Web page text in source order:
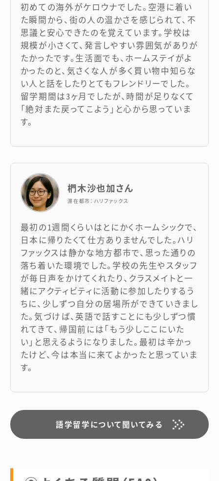
初めての海外がケロウナでした。空港に着い
た瞬間から、街の人の温かさを感じられて、不
思議と安心できたのを覚えています。学校は
規模が小さくて、発言しやすい雰囲気がありが
たかったです。生活面でも、ホームステイがよ
かったのと、気さくな人が多く買い物中知らな
い人と話をしたりとてもフレンドリーでした。
留学期間は3ヶ月でしたが、時間が足りなくて
「絶対また戻ってこよう」と心から思っていま
す。
椚木沙也加さん
滞在都市：ハリファックス
最初の1週間くらいはとにかくホームシックで、
日本に帰りたくて仕方ありませんでした。ハリ
ファックスは静かな地方都市で、思った通りの
落ち着いた環境でした。学校の先生やスタッフ
が毎日声をかけてくれたり、クラスメイトと一
緒にアクティビティに活動に参加したりするう
ちに、少しずつ自分の居場所ができていきまし
た。気づけば、英語で話すことにも少しずつ慣
れてきて、帰国前には「もう少しここにいた
い」と思えるようになりました。最初は辛かっ
たけど、今は本当に来てよかったと思っていま
す。
語学留学について聞いてみる